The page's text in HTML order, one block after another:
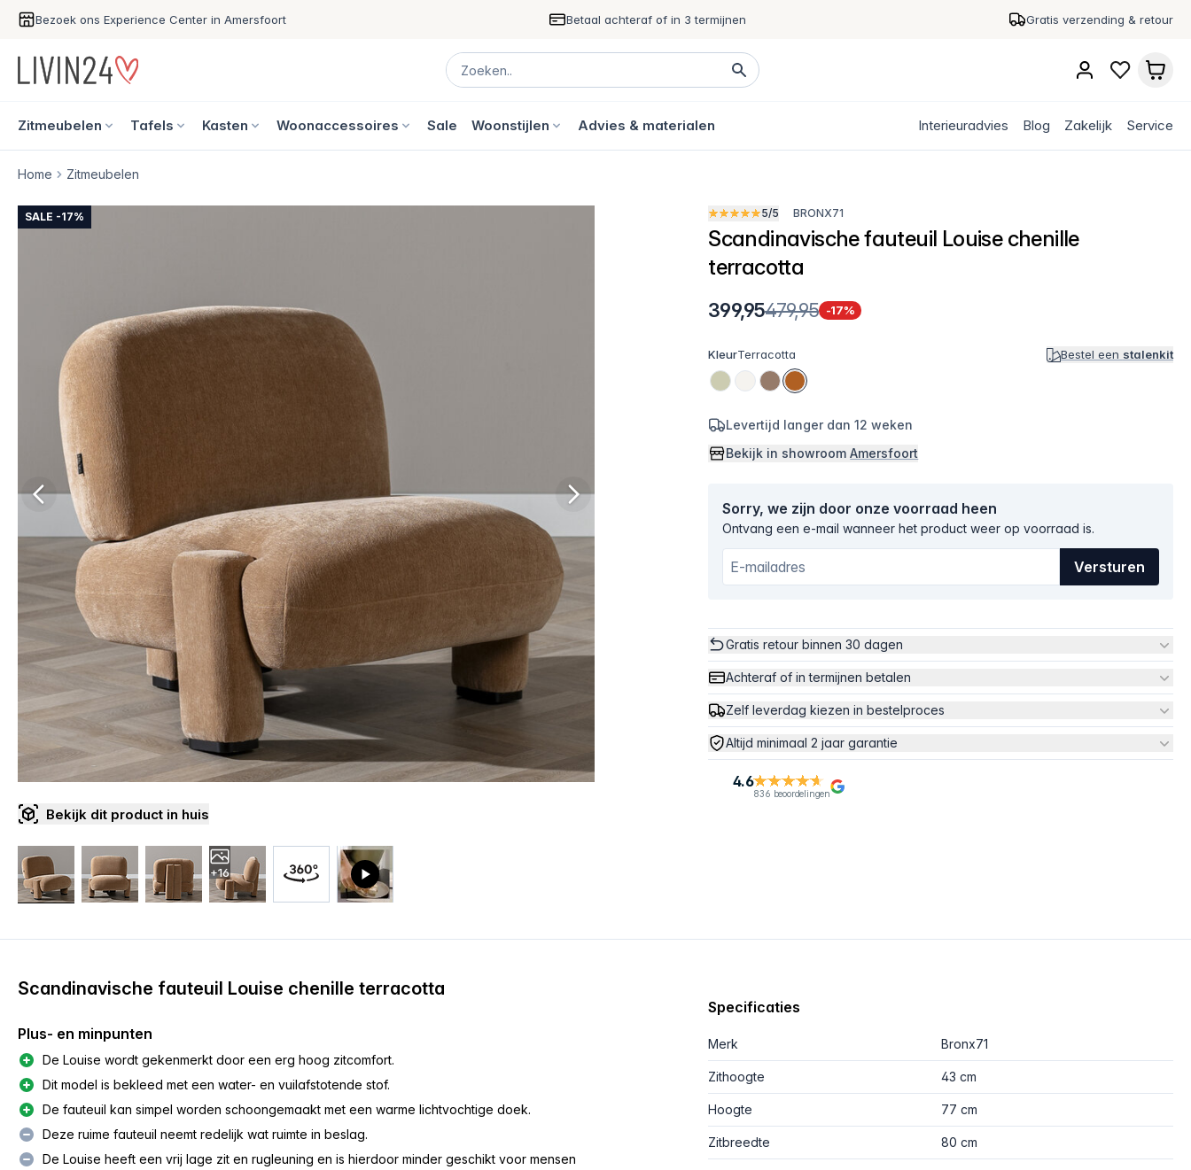
Bezoek ons Experience Center in Amersfoort Betaal achteraf of in 3 termijnen Gratis verzending & retour
Zitmeubelen Tafels Kasten Woonaccessoires Sale Woonstijlen Advies & materialen Interieuradvies Blog Zakelijk Service
Home Zitmeubelen
SALE -17%
Bekijk dit product in huis
+16
5/5 BRONX71
Scandinavische fauteuil Louise chenille
terracotta
399,95479,95 -17%
KleurTerracotta Bestel een stalenkit
Levertijd langer dan 12 weken
Bekijk in showroomAmersfoort
Sorry, we zijn door onze voorraad heen
Ontvang een e-mail wanneer het product weer op voorraad is.
Versturen
Gratis retour binnen 30 dagen
Achteraf of in termijnen betalen
Zelf leverdag kiezen in bestelproces
Altijd minimaal 2 jaar garantie
4.6
836 beoordelingen
Scandinavische fauteuil Louise chenille terracotta
Plus- en minpunten
De Louise wordt gekenmerkt door een erg hoog zitcomfort.
Dit model is bekleed met een water- en vuilafstotende stof.
De fauteuil kan simpel worden schoongemaakt met een warme lichtvochtige doek.
Deze ruime fauteuil neemt redelijk wat ruimte in beslag.
De Louise heeft een vrij lage zit en rugleuning en is hierdoor minder geschikt voor mensen
Specificaties
Merk Bronx71
Zithoogte 43 cm
Hoogte 77 cm
Zitbreedte 80 cm